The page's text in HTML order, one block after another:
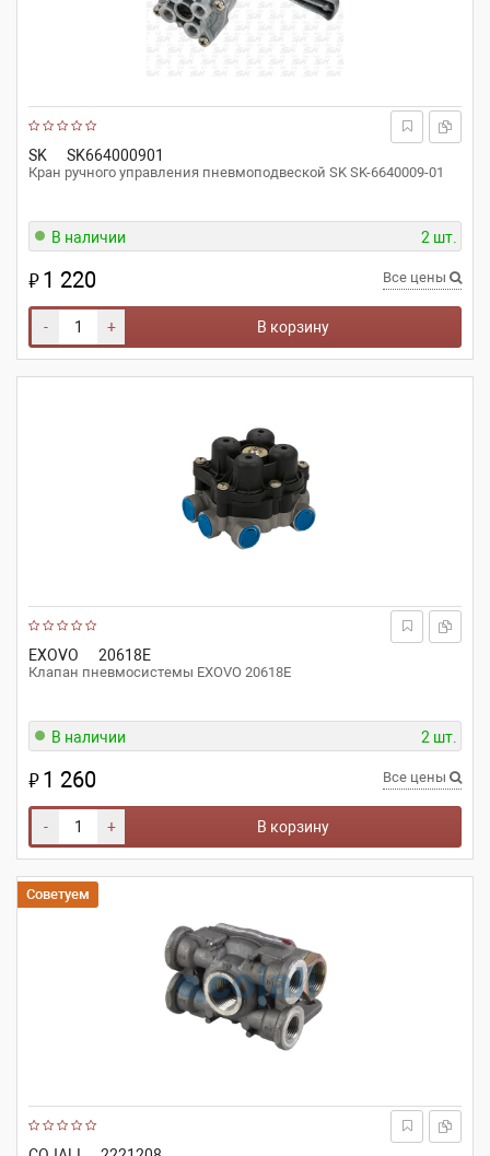
SK SK664000901
Кран ручного управления пневмоподвеской SK SK-6640009-01
В наличии 2 шт.
₽1 220 Все цены
- + В корзину
EXOVO 20618E
Клапан пневмосистемы EXOVO 20618E
В наличии 2 шт.
₽1 260 Все цены
- + В корзину
Советуем